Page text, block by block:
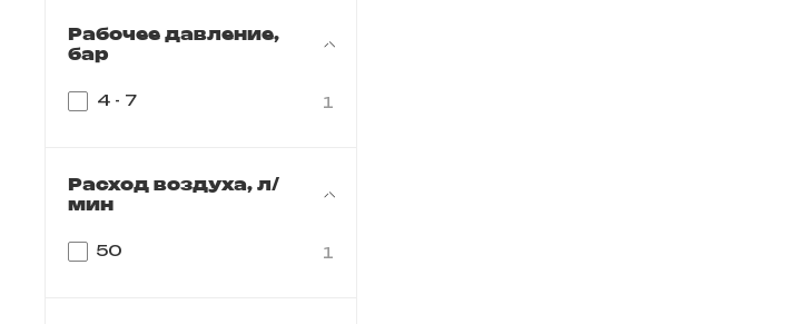
Рабочее давление,
бар
4 - 7 1
Расход воздуха, л/
мин
50 1